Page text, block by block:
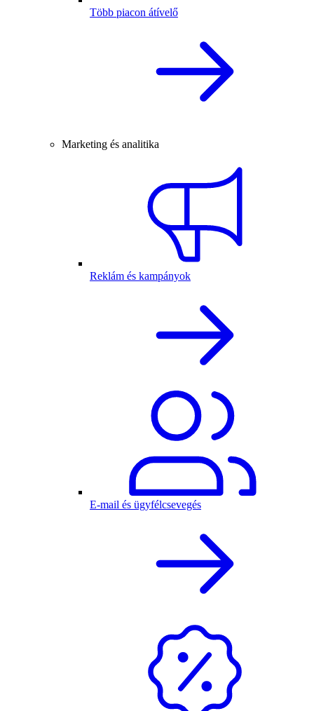
Több piacon átívelő
Marketing és analitika
Reklám és kampányok
E-mail és ügyfélcsevegés